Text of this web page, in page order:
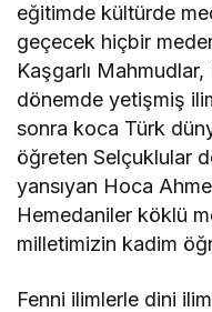
eğitimde kültürde
geçecek hiçbir
Kaşgarlı
dönemde yetişmiş
sonra koca Türk
öğreten Selçuklular
yansıyan Hoca
Hemedaniler köklü
milletimizin kadim
Fenni ilimlerle dini